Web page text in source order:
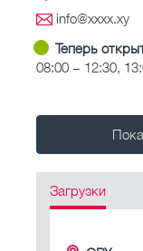
info@xxxx.xy
Теперь
08:00 – 12:30,
Загрузки